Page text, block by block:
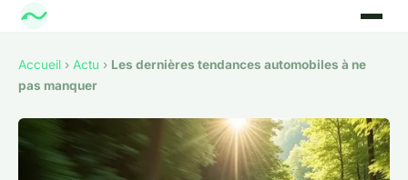
Accueil › Actu › Les dernières tendances automobiles à ne
pas manquer